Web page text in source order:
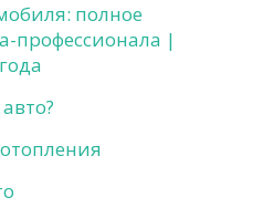
полное
профессионала |